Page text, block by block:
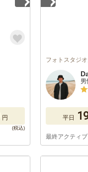
円
フォトスタジ
平日
最終アクティ